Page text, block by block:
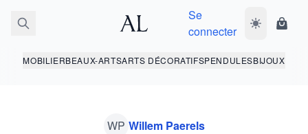
Se
connecter
Basculer le
MOBILIERBEAUX-ARTSARTS DÉCORATIFSPENDULESBIJOUX
WP Willem Paerels